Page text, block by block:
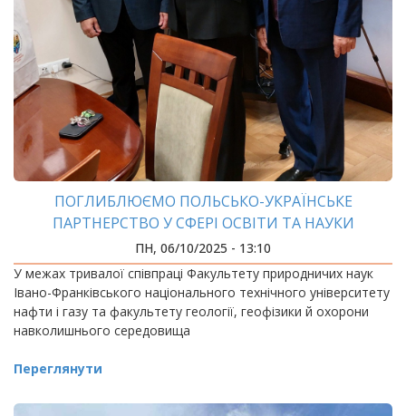
ПОГЛИБЛЮЄМО ПОЛЬСЬКО-УКРАЇНСЬКЕ
ПАРТНЕРСТВО У СФЕРІ ОСВІТИ ТА НАУКИ
ПН, 06/10/2025 - 13:10
У межах тривалої співпраці Факультету природничих наук
Івано-Франківського національного технічного університету
нафти і газу та факультету геології, геофізики й охорони
навколишнього середовища
Переглянути